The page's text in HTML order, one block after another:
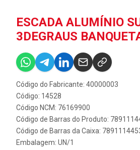
ESCADA ALUMÍNIO
3DEGRAUS
Código do Fabricante: 40000003
Código: 14528
Código NCM: 76169900
Código de Barras do Produto:
Código de Barras da Caixa:
Embalagem: UN/1